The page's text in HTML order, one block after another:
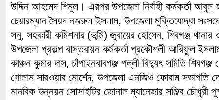
উদ্দিন আহমেদ শিমুল। এরপর উপজেলা নির্বাহী কর্মকর্তা আবুল
চেয়ারম্যান সৈয়দ নজরুল ইসলাম, উপজেলা মুক্তিযোদ্ধা
সনু, সহকারী কমিশনার (ভূমি) জুবায়ের হোসেন, শিবগঞ্জ থানার
উপজেলা প্রকল্প বাস্তবায়ন কর্মকর্তা প্রকৌশলী আরিফুল
কাঞ্চন কুমার দাস, চাঁপাইনবাবগঞ্জ পল্লী বিদ্যুৎ সমিতি
গোলাম সারওয়ার মোর্শেদ, উপজেলা এনজিও ফোরাম সভাপতি
মানবিক উন্নয়ন সোসাইটির জোনাল ম্যানেজার সঞ্জিব চৌধুরী